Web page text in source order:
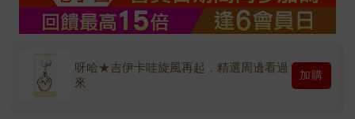
呀哈★吉伊卡哇旋風再起，精選周邊看過
來
加購